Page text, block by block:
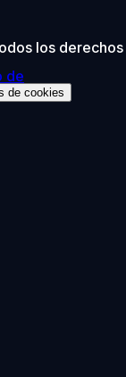
los derechos
de
de cookies